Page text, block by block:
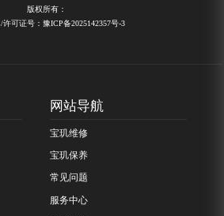
版权所有：
许可证号：豫ICP备2025142357号-3
网站导航
宝玑维修
宝玑保养
常见问题
服务中心